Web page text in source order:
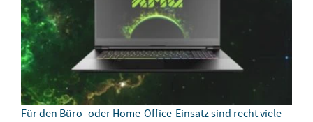
Für den Büro- oder Home-Office-Einsatz sind recht viele